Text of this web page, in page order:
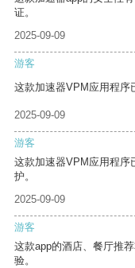
证。
2025-09-09
游客
这款加速器VPM应用程序
2025-09-09
游客
这款加速器VPM应用程序
护。
2025-09-09
游客
这款app的酒店、餐厅推
验。